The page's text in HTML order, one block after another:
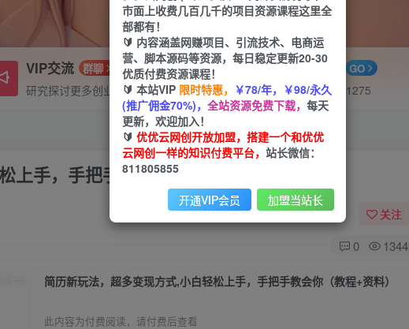
VIP交流 群聊
研究探讨更多创业项目路子。
APP下载 GO
站长V：hu91275
手，手把手教会你（教程+资料）
关注
0 1344
简历新玩法，超多变现方式,小白轻松上手，手把手教会你（教程+资料）
此内容为付费阅读，请付费后查看
市面上收费几百几千的项目资源课程这里全
部都有！
🔰 内容涵盖网赚项目、引流技术、电商运
营、脚本源码等资源，每日稳定更新20-30
优质付费资源课程！
🔰 本站VIP 限时特惠， ￥78/年，￥98/永久
(推广佣金70%)， 全站资源免费下载， 每天
更新，欢迎加入！
🔰 优优云网创开放加盟，搭建一个和优优
云网创一样的知识付费平台， 站长微信：
811805855
开通VIP会员 加盟当站长